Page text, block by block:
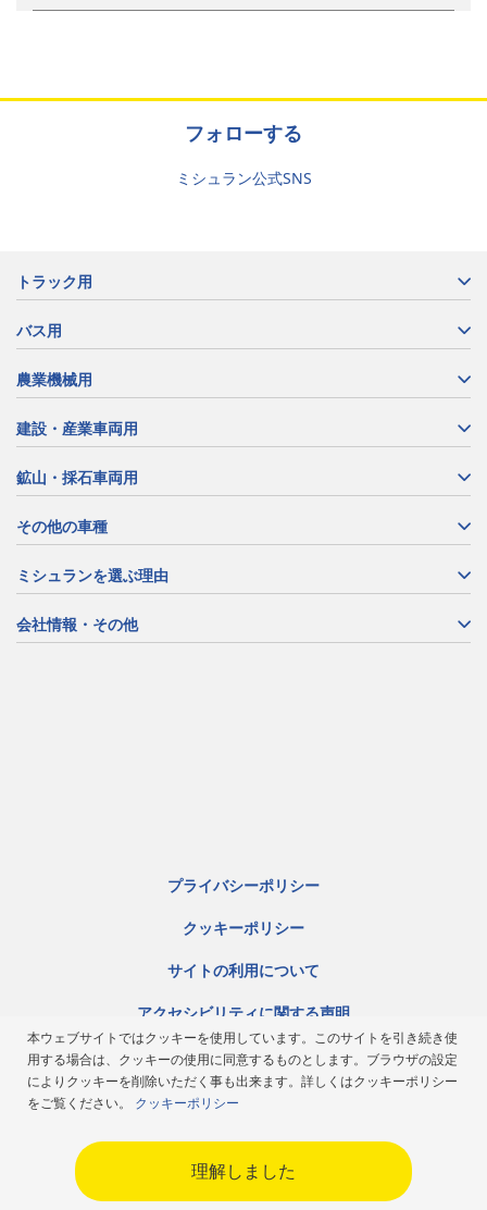
フォローする
ミシュラン公式SNS
トラック用
バス用
農業機械用
建設・産業車両用
鉱山・採石車両用
その他の車種
ミシュランを選ぶ理由
会社情報・その他
プライバシーポリシー
クッキーポリシー
サイトの利用について
アクセシビリティに関する声明
サイトマップ
ミシュラン倫理規定
本ウェブサイトではクッキーを使用しています。このサイトを引き続き使
用する場合は、クッキーの使用に同意するものとします。ブラウザの設定
によりクッキーを削除いただく事も出来ます。詳しくはクッキーポリシー
をご覧ください。 クッキーポリシー
理解しました